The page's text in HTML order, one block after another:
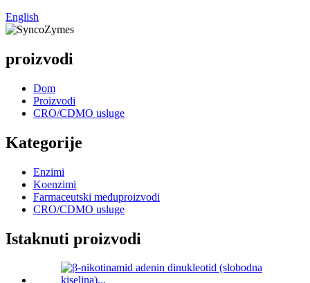
English
proizvodi
Dom
Proizvodi
CRO/CDMO usluge
Kategorije
Enzimi
Koenzimi
Farmaceutski međuproizvodi
CRO/CDMO usluge
Istaknuti proizvodi